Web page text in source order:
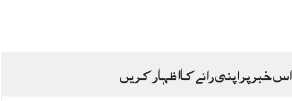
اس خبر پر اپنی رائے کا اظہار کریں